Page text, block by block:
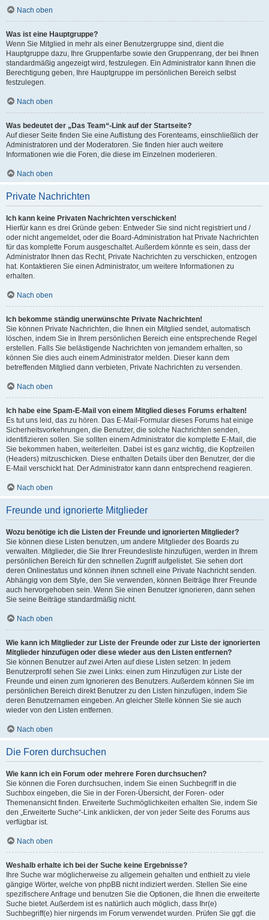
Nach oben
Was ist eine Hauptgruppe?
Wenn Sie Mitglied in mehr als einer Benutzergruppe sind, dient die
Hauptgruppe dazu, Ihre Gruppenfarbe sowie den Gruppenrang, der bei Ihnen
standardmäßig angezeigt wird, festzulegen. Ein Administrator kann Ihnen die
Berechtigung geben, Ihre Hauptgruppe im persönlichen Bereich selbst
festzulegen.
Nach oben
Was bedeutet der „Das Team“-Link auf der Startseite?
Auf dieser Seite finden Sie eine Auflistung des Forenteams, einschließlich der
Administratoren und der Moderatoren. Sie finden hier auch weitere
Informationen wie die Foren, die diese im Einzelnen moderieren.
Nach oben
Private Nachrichten
Ich kann keine Privaten Nachrichten verschicken!
Hierfür kann es drei Gründe geben: Entweder Sie sind nicht registriert und /
oder nicht angemeldet, oder die Board-Administration hat Private Nachrichten
für das komplette Forum ausgeschaltet. Außerdem könnte es sein, dass der
Administrator Ihnen das Recht, Private Nachrichten zu verschicken, entzogen
hat. Kontaktieren Sie einen Administrator, um weitere Informationen zu
erhalten.
Nach oben
Ich bekomme ständig unerwünschte Private Nachrichten!
Sie können Private Nachrichten, die Ihnen ein Mitglied sendet, automatisch
löschen, indem Sie in Ihrem persönlichen Bereich eine entsprechende Regel
erstellen. Falls Sie belästigende Nachrichten von jemandem erhalten, so
können Sie dies auch einem Administrator melden. Dieser kann dem
betreffenden Mitglied dann verbieten, Private Nachrichten zu versenden.
Nach oben
Ich habe eine Spam-E-Mail von einem Mitglied dieses Forums erhalten!
Es tut uns leid, das zu hören. Das E-Mail-Formular dieses Forums hat einige
Sicherheitsvorkehrungen, die Benutzer, die solche Nachrichten senden,
identifizieren sollen. Sie sollten einem Administrator die komplette E-Mail, die
Sie bekommen haben, weiterleiten. Dabei ist es ganz wichtig, die Kopfzeilen
(Headers) mitzuschicken. Diese enthalten Details über den Benutzer, der die
E-Mail verschickt hat. Der Administrator kann dann entsprechend reagieren.
Nach oben
Freunde und ignorierte Mitglieder
Wozu benötige ich die Listen der Freunde und ignorierten Mitglieder?
Sie können diese Listen benutzen, um andere Mitglieder des Boards zu
verwalten. Mitglieder, die Sie Ihrer Freundesliste hinzufügen, werden in Ihrem
persönlichen Bereich für den schnellen Zugriff aufgelistet. Sie sehen dort
deren Onlinestatus und können ihnen schnell eine Private Nachricht senden.
Abhängig von dem Style, den Sie verwenden, können Beiträge Ihrer Freunde
auch hervorgehoben sein. Wenn Sie einen Benutzer ignorieren, dann sehen
Sie seine Beiträge standardmäßig nicht.
Nach oben
Wie kann ich Mitglieder zur Liste der Freunde oder zur Liste der ignorierten
Mitglieder hinzufügen oder diese wieder aus den Listen entfernen?
Sie können Benutzer auf zwei Arten auf diese Listen setzen: In jedem
Benutzerprofil sehen Sie zwei Links: einen zum Hinzufügen zur Liste der
Freunde und einen zum Ignorieren des Benutzers. Außerdem können Sie im
persönlichen Bereich direkt Benutzer zu den Listen hinzufügen, indem Sie
deren Benutzernamen eingeben. An gleicher Stelle können Sie sie auch
wieder von den Listen entfernen.
Nach oben
Die Foren durchsuchen
Wie kann ich ein Forum oder mehrere Foren durchsuchen?
Sie können die Foren durchsuchen, indem Sie einen Suchbegriff in die
Suchbox eingeben, die Sie in der Foren-Übersicht, der Foren- oder
Themenansicht finden. Erweiterte Suchmöglichkeiten erhalten Sie, indem Sie
den „Erweiterte Suche“-Link anklicken, der von jeder Seite des Forums aus
verfügbar ist.
Nach oben
Weshalb erhalte ich bei der Suche keine Ergebnisse?
Ihre Suche war möglicherweise zu allgemein gehalten und enthielt zu viele
gängige Wörter, welche von phpBB nicht indiziert werden. Stellen Sie eine
spezifischere Anfrage und benutzen Sie die Optionen, die Ihnen die erweiterte
Suche bietet. Außerdem ist es natürlich auch möglich, dass Ihr(e)
Suchbegriff(e) hier nirgends im Forum verwendet wurden. Prüfen Sie ggf. die